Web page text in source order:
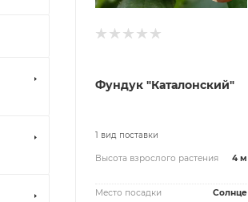
Фундук "Каталонский"
1 вид поставки
Высота взрослого растения 4 м
Место посадки Солнце